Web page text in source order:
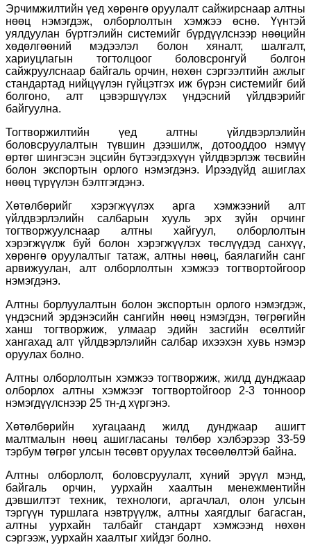
Эрчимжилтийн үед хөрөнгө оруулалт сайжирснаар алтны
нөөц нэмэгдэж, олборлолтын хэмжээ өснө. Үүнтэй
уялдуулан бүртгэлийн системийг бүрдүүлснээр нөөцийн
хөдөлгөөний мэдээлэл болон хяналт, шалгалт,
хариуцлагын тогтолцоог боловсронгуй болгон
сайжруулснаар байгаль орчин, нөхөн сэргээлтийн ажлыг
стандартад нийцүүлэн гүйцэтгэх иж бүрэн системийг бий
болгоно, алт цэвэршүүлэх үндэсний үйлдвэрийг
байгуулна.
Тогтворжилтийн үед алтны үйлдвэрлэлийн
боловсруулалтын түвшин дээшилж, дотооддоо нэмүү
өртөг шингэсэн эцсийн бүтээгдэхүүн үйлдвэрлэж төсвийн
болон экспортын орлого нэмэгдэнэ. Ирээдүйд ашиглах
нөөц түрүүлэн бэлтгэгдэнэ.
Хөтөлбөрийг хэрэгжүүлэх арга хэмжээний алт
үйлдвэрлэлийн салбарын хууль эрх зүйн орчинг
тогтворжуулснаар алтны хайгуул, олборлолтын
хэрэгжүүлж буй болон хэрэгжүүлэх төслүүдэд санхүү,
хөрөнгө оруулалтыг татаж, алтны нөөц, баялагийн санг
арвижуулан, алт олборлолтын хэмжээ тогтвортойгоор
нэмэгдэнэ.
Алтны борлуулалтын болон экспортын орлого нэмэгдэж,
үндэсний эрдэнэсийн сангийн нөөц нэмэгдэн, төгрөгийн
ханш тогтворжиж, улмаар эдийн засгийн өсөлтийг
хангахад алт үйлдвэрлэлийн салбар ихээхэн хувь нэмэр
оруулах болно.
Алтны олборлолтын хэмжээ тогтворжиж, жилд дунджаар
олборлох алтны хэмжээг тогтвортойгоор 2-3 тонноор
нэмэгдүүлснээр 25 тн-д хүргэнэ.
Хөтөлбөрийн хугацаанд жилд дунджаар ашигт
малтмалын нөөц ашигласаны төлбөр хэлбэрээр 33-59
тэрбум төгрөг улсын төсөвт оруулах төсөөлөлтэй байна.
Алтны олборлолт, боловсруулалт, хүний эрүүл мэнд,
байгаль орчин, уурхайн хаалтын менежментийн
дэвшилтэт техник, технологи, аргачлал, олон улсын
тэргүүн туршлага нэвтрүүлж, алтны хаягдлыг багасган,
алтны уурхайн талбайг стандарт хэмжээнд нөхөн
сэргээж, уурхайн хаалтыг хийдэг болно.